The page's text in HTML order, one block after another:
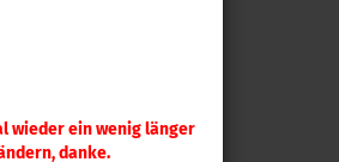
wieder ein wenig länger
danke.
Seite